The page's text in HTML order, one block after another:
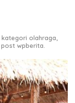
olahraga,
wpberita.